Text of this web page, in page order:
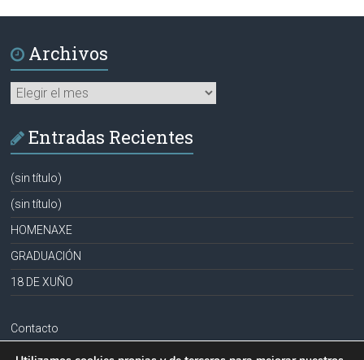
Archivos
Archivos
Entradas Recientes
(sin título)
(sin título)
HOMENAXE
GRADUACIÓN
18 DE XUÑO
Contacto
Aviso legal